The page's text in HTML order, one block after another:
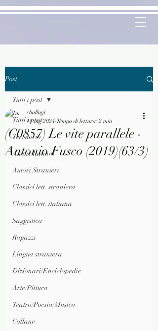
Post
Tutti i post
Territorio
Autori Italiani
Autori Stranieri
Classici lett. straniera
Classici lett. italiana
Saggistica
Ragazzi
Lingua straniera
Dizionari/Enciclopedie
Arte/Pittura
Teatro/Poesia/Musica
Collane
Tutti i post
(C0857) Le vite parallele -
Antonio Fusco (2019)(63/3)
challagi
18 lug 2024 Tempo di lettura: 2 min